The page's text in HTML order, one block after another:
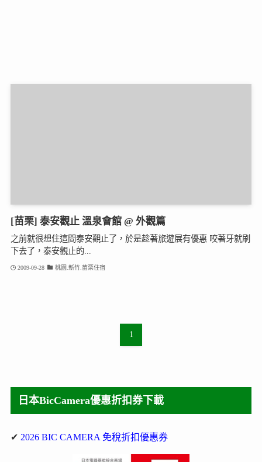
[苗栗] 泰安觀止 溫泉會館 @ 外觀篇
之前就很想住這間泰安觀止了，於是趁著旅遊展有優惠 咬著牙就刷
下去了，泰安觀止的...
2009-09-28 桃園.新竹.苗栗住宿
1
日本BicCamera優惠折扣券下載
✔ 2026 BIC CAMERA 免稅折扣優惠券